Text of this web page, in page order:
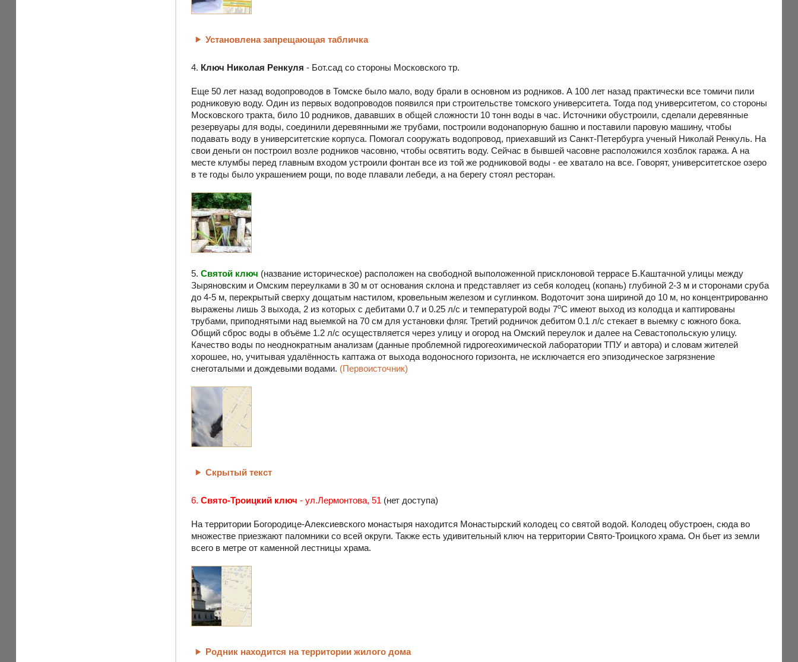
Установлена запрещающая табличка
4. Ключ Николая Ренкуля - Бот.сад со стороны Московского тр.
Еще 50 лет назад водопроводов в Томске было мало, воду брали в основном из родников. А 100 лет назад практически все томичи пили
родниковую воду. Один из первых водопроводов появился при строительстве томского университета. Тогда под университетом, со стороны
Московского тракта, било 10 родников, дававших в общей сложности 10 тонн воды в час. Источники обустроили, сделали деревянные
резервуары для воды, соединили деревянными же трубами, построили водонапорную башню и поставили паровую машину, чтобы
подавать воду в университетские корпуса. Помогал сооружать водопровод, приехавший из Санкт-Петербурга ученый Николай Ренкуль. На
свои деньги он построил возле родников часовню, чтобы освятить воду. Сейчас в бывшей часовне расположился хозблок гаража. А на
месте клумбы перед главным входом устроили фонтан все из той же родниковой воды - ее хватало на все. Говорят, университетское озеро
в те годы было украшением рощи, по воде плавали лебеди, а на берегу стоял ресторан.
5.Святой ключ (название историческое) расположен на свободной выположенной присклоновой террасе Б.Каштачной улицы между
Зыряновским и Омским переулками в 30 м от основания склона и представляет из себя колодец (копань) глубиной 2-3 м и сторонами сруба
до 4-5 м, перекрытый сверху дощатым настилом, кровельным железом и суглинком. Водоточит зона шириной до 10 м, но концентрированно
выражены лишь 3 выхода, 2 из которых с дебитами 0.7 и 0.25 л/с и температурой воды 7оС имеют выход из колодца и каптированы
трубами, приподнятыми над выемкой на 70 см для установки фляг. Третий родничок дебитом 0.1 л/с стекает в выемку с южного бока.
Общий сброс воды в объёме 1.2 л/с осуществляется через улицу и огород на Омский переулок и далее на Севастопольскую улицу.
Качество воды по неоднократным анализам (данные проблемной гидрогеохимической лаборатории ТПУ и автора) и словам жителей
хорошее, но, учитывая удалённость каптажа от выхода водоносного горизонта, не исключается его эпизодическое загрязнение
снеготалыми и дождевыми водами. (Первоисточник)
Скрытый текст
6.Свято-Троицкий ключ - ул.Лермонтова, 51 (нет доступа)
На территории Богородице-Алексиевского монастыря находится Монастырский колодец со святой водой. Колодец обустроен, сюда во
множестве приезжают паломники со всей округи. Также есть удивительный ключ на территории Свято-Троицкого храма. Он бьет из земли
всего в метре от каменной лестницы храма.
Родник находится на территории жилого дома